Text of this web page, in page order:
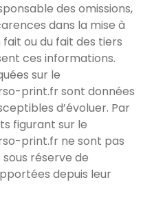
des omissions,
dans la mise à
fait ou du fait des tiers
ces informations.
sur le
print.frsont données
d’évoluer. Par
figurant sur le
print.fr ne sont pas
réserve de
depuis leur